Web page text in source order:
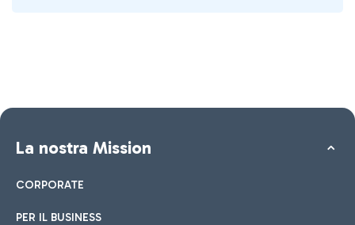
La nostra Mission
CORPORATE
PER IL BUSINESS